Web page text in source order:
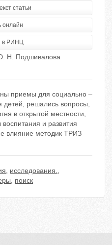
статьи
онлайн
в РИНЦ
Н. Подшивалова
приемы для социально –
детей, решались вопросы,
в открытой местности,
и развития
влияние методик ТРИЗ
, исследования.,
, поиск